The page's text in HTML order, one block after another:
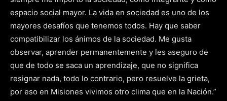
espacio social mayor. La vida en sociedad es uno de los
mayores desafíos que tenemos todos. Hay que saber
compatibilizar los ánimos de la sociedad. Me gusta
observar, aprender permanentemente y les aseguro de
que de todo se saca un aprendizaje, que no significa
resignar nada, todo lo contrario, pero resuelve la grieta,
por eso en Misiones vivimos otro clima que en la Nación.”